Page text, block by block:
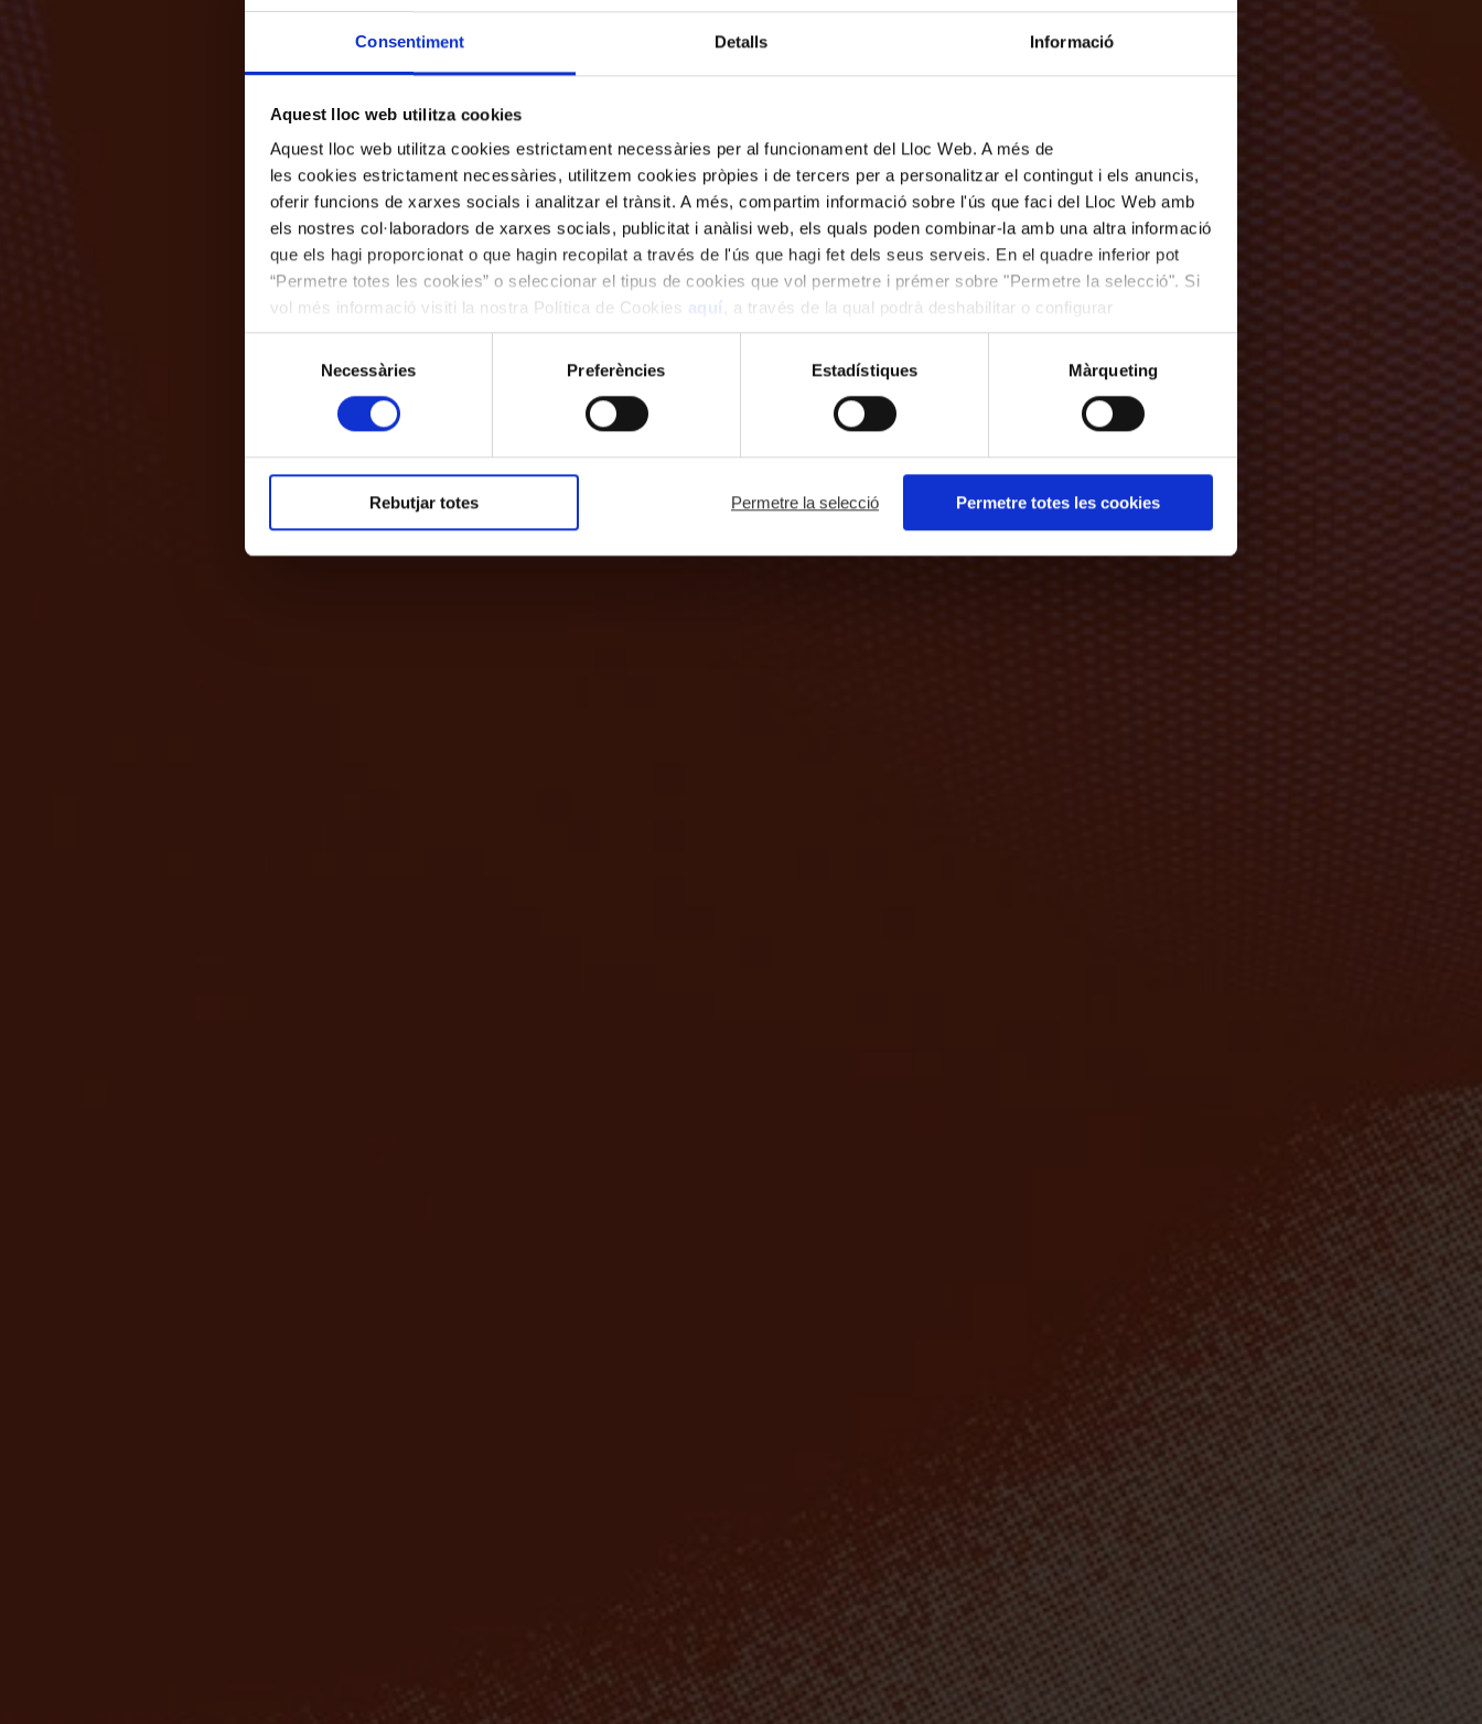
Consentiment Detalls Informació
Aquest lloc web utilitza cookies
Aquest lloc web utilitza cookies estrictament necessàries per al funcionament del Lloc Web. A més de
les cookies estrictament necessàries, utilitzem cookies pròpies i de tercers per a personalitzar el contingut i els anuncis,
oferir funcions de xarxes socials i analitzar el trànsit. A més, compartim informació sobre l'ús que faci del Lloc Web amb
els nostres col·laboradors de xarxes socials, publicitat i anàlisi web, els quals poden combinar-la amb una altra informació
que els hagi proporcionat o que hagin recopilat a través de l'ús que hagi fet dels seus serveis. En el quadre inferior pot
“Permetre totes les cookies” o seleccionar el tipus de cookies que vol permetre i prémer sobre "Permetre la selecció". Si
vol més informació visiti la nostra Política de Cookies aquí
, a través de la qual podrà deshabilitar o configurar
les cookies en qualsevol moment.
consentiment
Necessàries Preferències Estadístiques Màrqueting
Rebutjar totes Permetre la selecció Permetre totes les cookies